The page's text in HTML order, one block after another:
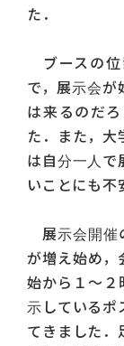
た．
ブースの位
で，展示会が
は来るのだ
た．また，大
は自分一人で
いことにも不
展示会開催
が増え始め，
始から１～２
示しているポ
てきました．